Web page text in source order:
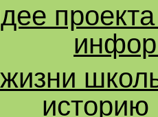
историю